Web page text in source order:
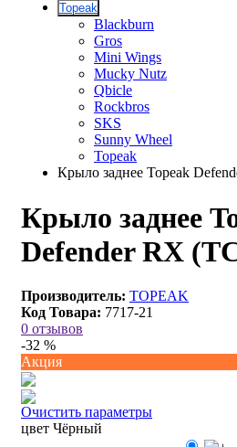
Topeak
Blackburn
Gros
Mini Wings
Mucky Nutz
Qbicle
Rockbros
SKS
Sunny Wheel
Topeak
Крыло заднее Topeak
Крыло заднее
Defender RX
Производитель: TOPEAK
Код Товара: 7717-21
0 отзывов
-32 %
Акция
Очистить параметры
цвет Чёрный